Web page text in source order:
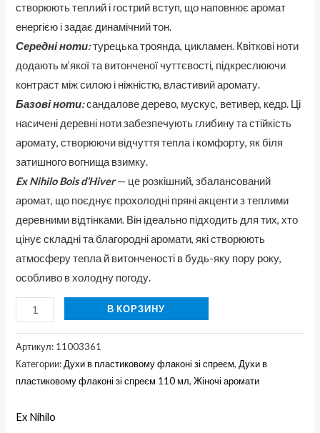
створюють теплий і гострий вступ, що наповнює аромат
енергією і задає динамічний тон.
Середні ноти:турецька троянда, цикламен. Квіткові ноти
додають м’якої та витонченої чуттєвості, підкреслюючи
контраст між силою і ніжністю, властивий аромату.
Базові ноти:сандалове дерево, мускус, ветивер, кедр. Ці
насичені деревні ноти забезпечують глибину та стійкість
аромату, створюючи відчуття тепла і комфорту, як біля
затишного вогнища взимку.
Ex Nihilo Bois d’Hiver— це розкішний, збалансований
аромат, що поєднує прохолодні пряні акценти з теплими
деревними відтінками. Він ідеально підходить для тих, хто
цінує складні та благородні аромати, які створюють
атмосферу тепла й витонченості в будь-яку пору року,
особливо в холодну погоду.
В КОРЗИНУ
Артикул: 11003361
Категории:Духи в пластиковому флаконі зі спреєм,Духи в
пластиковому флаконі зі спреєм 110 мл,Жіночі аромати
Ex Nihilo